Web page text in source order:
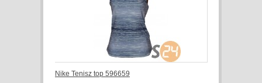
Nike Tenisz top 596659